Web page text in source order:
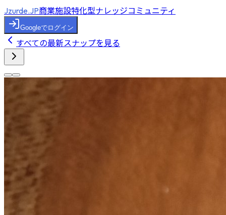
Jzurde.JP商業施設特化型ナレッジコミュニティ
Googleでログイン
すべての最新スナップを見る